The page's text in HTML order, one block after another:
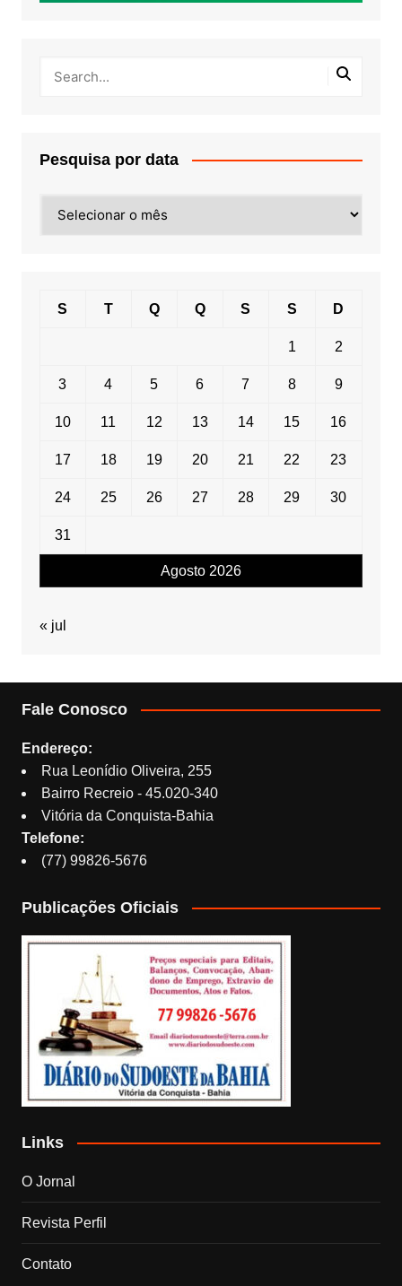
Pesquisa por data
por
Agosto 2026
S T Q Q S S D
1 2
3 4 5 6 7 8 9
10 11 12 13 14 15 16
17 18 19 20 21 22 23
24 25 26 27 28 29 30
31
« jul
Fale Conosco
Endereço:
Rua Leonídio Oliveira, 255
Bairro Recreio - 45.020-340
Vitória da Conquista-Bahia
Telefone:
(77) 99826-5676
Publicações Oficiais
Links
O Jornal
Revista Perfil
Contato